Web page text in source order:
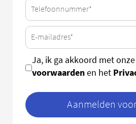
Ja, ik ga akkoord met onze
voorwaardenen het
Aanmelden